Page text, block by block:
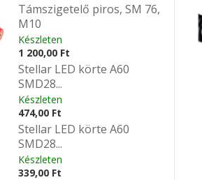
Támszigetelő piros, SM 76,
M10
Készleten
1 200,00 Ft
Stellar LED körte A60
SMD28...
Készleten
474,00 Ft
Stellar LED körte A60
SMD28...
Készleten
339,00 Ft